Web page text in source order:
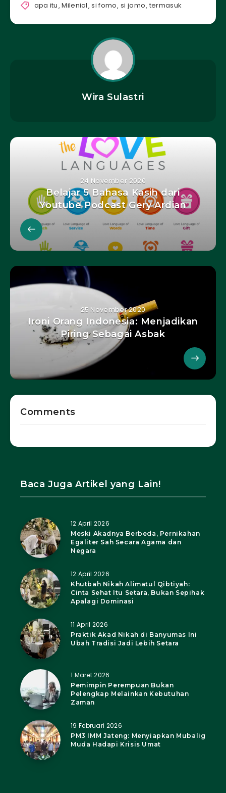
apa itu,Milenial,si fomo,si jomo, termasuk
Wira Sulastri
24 November 2020
Belajar 5 Bahasa Kasih dari
Youtube Podcast Gery Ardian
25 November 2020
Ironi Orang Indonesia: Menjadikan
Piring Sebagai Asbak
Comments
Baca Juga Artikel yang Lain!
12 April 2026
Meski Akadnya Berbeda, Pernikahan
Egaliter Sah Secara Agama dan
Negara
12 April 2026
Khutbah Nikah Alimatul Qibtiyah:
Cinta Sehat Itu Setara, Bukan Sepihak
Apalagi Dominasi
11 April 2026
Praktik Akad Nikah di Banyumas Ini
Ubah Tradisi Jadi Lebih Setara
1 Maret 2026
Pemimpin Perempuan Bukan
Pelengkap Melainkan Kebutuhan
Zaman
19 Februari 2026
PM3 IMM Jateng: Menyiapkan Mubalig
Muda Hadapi Krisis Umat